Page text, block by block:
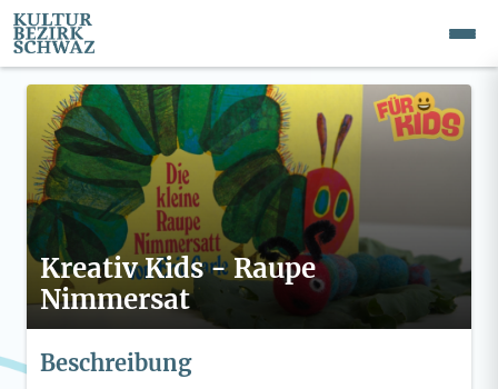
Kreativ Kids - Raupe
Nimmersat
Beschreibung